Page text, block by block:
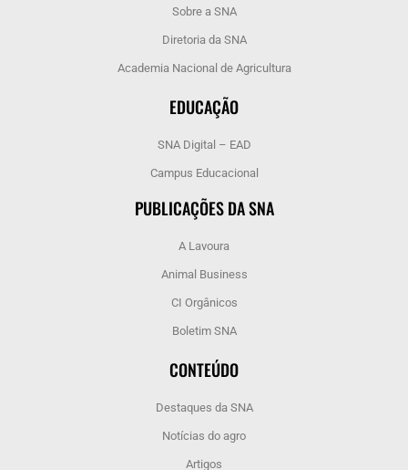
Sobre a SNA
Diretoria da SNA
Academia Nacional de Agricultura
EDUCAÇÃO
SNA Digital – EAD
Campus Educacional
PUBLICAÇÕES DA SNA
A Lavoura
Animal Business
CI Orgânicos
Boletim SNA
CONTEÚDO
Destaques da SNA
Notícias do agro
Artigos